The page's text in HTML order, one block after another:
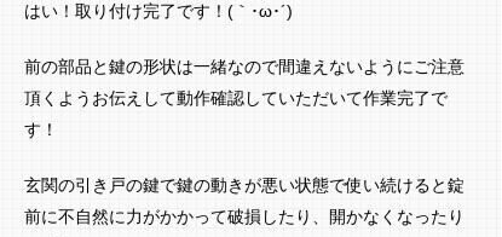
はい！取り付け完了です！(｀･ω･´)ゞ
前の部品と鍵の形状は一緒なので間違えないようにご注意
頂くようお伝えして動作確認していただいて作業完了で
す！
玄関の引き戸の鍵で鍵の動きが悪い状態で使い続けると錠
前に不自然に力がかかって破損したり、開かなくなったり